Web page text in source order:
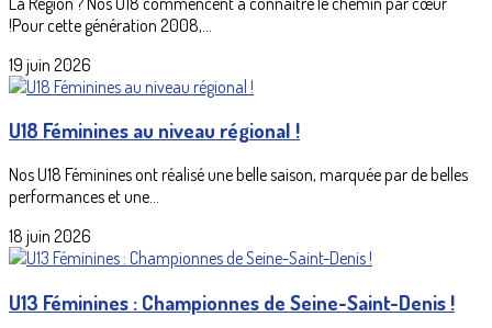
!Pour cette génération 2008,...
19 juin 2026
U18 Féminines au niveau régional !
Nos U18 Féminines ont réalisé une belle saison, marquée par de belles
performances et une...
18 juin 2026
U13 Féminines : Championnes de Seine-Saint-Denis !